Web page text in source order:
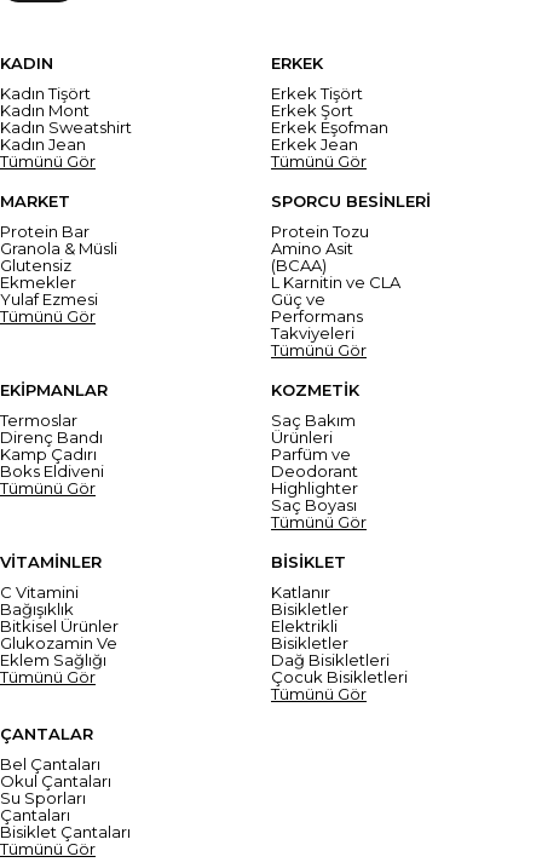
KADIN
Kadın Tişört
Kadın Mont
Kadın Sweatshirt
Kadın Jean
Tümünü Gör
ERKEK
Erkek Tişört
Erkek Şort
Erkek Eşofman
Erkek Jean
Tümünü Gör
MARKET
Protein Bar
Granola & Müsli
Glutensiz
Ekmekler
Yulaf Ezmesi
Tümünü Gör
SPORCU BESİNLERİ
Protein Tozu
Amino Asit
(BCAA)
L Karnitin ve CLA
Güç ve
Performans
Takviyeleri
Tümünü Gör
EKİPMANLAR
Termoslar
Direnç Bandı
Kamp Çadırı
Boks Eldiveni
Tümünü Gör
KOZMETİK
Saç Bakım
Ürünleri
Parfüm ve
Deodorant
Highlighter
Saç Boyası
Tümünü Gör
VİTAMİNLER
C Vitamini
Bağışıklık
Bitkisel Ürünler
Glukozamin Ve
Eklem Sağlığı
Tümünü Gör
BİSİKLET
Katlanır
Bisikletler
Elektrikli
Bisikletler
Dağ Bisikletleri
Çocuk Bisikletleri
Tümünü Gör
ÇANTALAR
Bel Çantaları
Okul Çantaları
Su Sporları
Çantaları
Bisiklet Çantaları
Tümünü Gör